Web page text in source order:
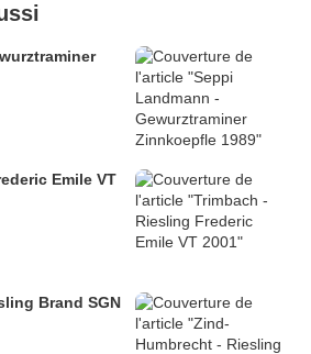
Emile VT
Brand SGN